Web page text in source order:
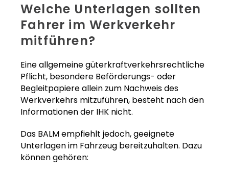
Welche Unterlagen sollten
Fahrer im Werkverkehr
mitführen?
Eine allgemeine güterkraftverkehrsrechtliche
Pflicht, besondere Beförderungs- oder
Begleitpapiere allein zum Nachweis des
Werkverkehrs mitzuführen, besteht nach den
Informationen der IHK nicht.
Das BALM empfiehlt jedoch, geeignete
Unterlagen im Fahrzeug bereitzuhalten. Dazu
können gehören: